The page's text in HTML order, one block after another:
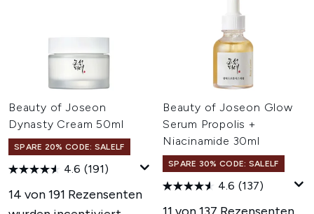
Beauty of Joseon
Dynasty Cream 50ml
SPARE 20% CODE: SALELF
4.6 (191)
14 von 191 Rezensenten
Beauty of Joseon Glow
Serum Propolis +
Niacinamide 30ml
SPARE 30% CODE: SALELF
4.6 (137)